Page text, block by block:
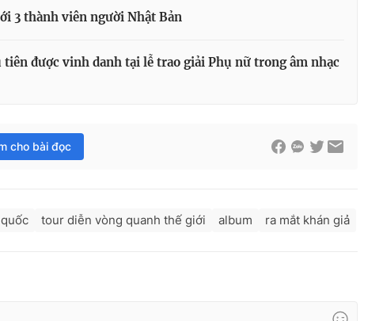
3 thành viên người Nhật Bản
được vinh danh tại lễ trao giải Phụ nữ trong âm nhạc
cho bài đọc
tour diễn vòng quanh thế giới album ra mắt khán giả